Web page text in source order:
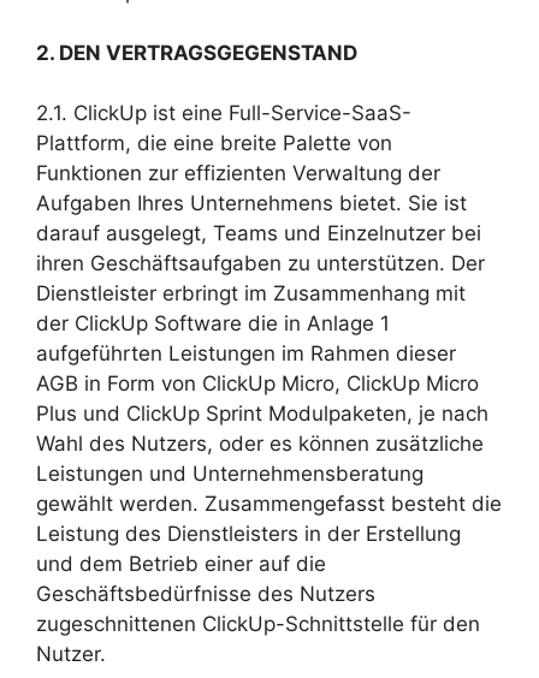
2. DEN VERTRAGSGEGENSTAND
2.1. ClickUp ist eine Full-Service-SaaS-
Plattform, die eine breite Palette von
Funktionen zur effizienten Verwaltung der
Aufgaben Ihres Unternehmens bietet. Sie ist
darauf ausgelegt, Teams und Einzelnutzer bei
ihren Geschäftsaufgaben zu unterstützen. Der
Dienstleister erbringt im Zusammenhang mit
der ClickUp Software die in Anlage 1
aufgeführten Leistungen im Rahmen dieser
AGB in Form von ClickUp Micro, ClickUp Micro
Plus und ClickUp Sprint Modulpaketen, je nach
Wahl des Nutzers, oder es können zusätzliche
Leistungen und Unternehmensberatung
gewählt werden. Zusammengefasst besteht die
Leistung des Dienstleisters in der Erstellung
und dem Betrieb einer auf die
Geschäftsbedürfnisse des Nutzers
zugeschnittenen ClickUp-Schnittstelle für den
Nutzer.